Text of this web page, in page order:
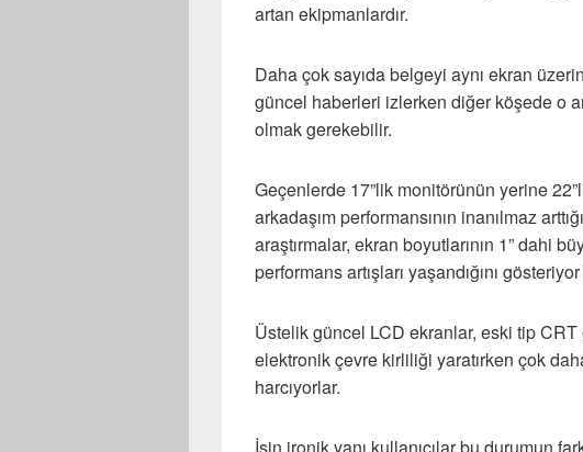
artan ekipmanlardır.
Daha çok sayıda belgeyi aynı ekran
güncel haberleri izlerken diğer köşede o
olmak gerekebilir.
Geçenlerde 17”lik monitörünün yerine
arkadaşım performansının inanılmaz
araştırmalar, ekran boyutlarının 1” dahi
performans artışları yaşandığını gösteriyor
Üstelik güncel LCD ekranlar, eski tip
elektronik çevre kirliliği yaratırken çok
harcıyorlar.